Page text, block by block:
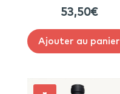
53,50€
Ajouter au panier